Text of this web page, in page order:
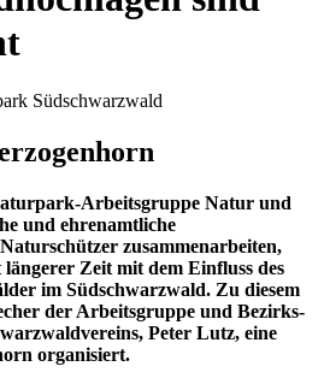
Südschwarzwald
Arbeitsgruppe Natur und
und ehrenamtliche
zusammenarbeiten,
längerer Zeit mit dem Einfluss des
im Südschwarzwald. Zu diesem
der Arbeitsgruppe und Bezirks-
Peter Lutz, eine
organisiert.